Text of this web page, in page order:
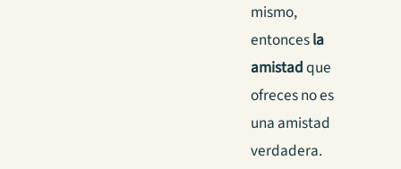
mismo,
entoncesla
amistadque
ofreces no es
una amistad
verdadera.